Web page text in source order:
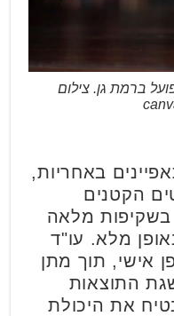
ברמת גן. צילום
באחריות,
הקטנים
בשקיפות מלאה
מלא. עו"ד
אישי, תוך מתן
התוצאות
את היכולת